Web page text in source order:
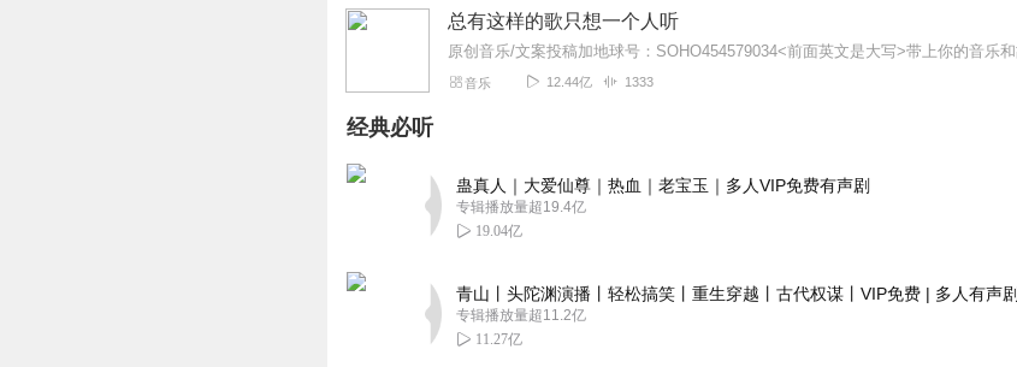
总有这样的歌只想一个人听
音乐 12.44亿 1333
经典必听
蛊真人｜大爱仙尊｜热血｜老宝玉｜多人VIP免费有声剧
专辑播放量超19.4亿
19.04亿
青山丨头陀渊演播丨轻松搞笑丨重生穿越丨古代权谋丨VIP免费 | 多人有声剧
专辑播放量超11.2亿
11.27亿